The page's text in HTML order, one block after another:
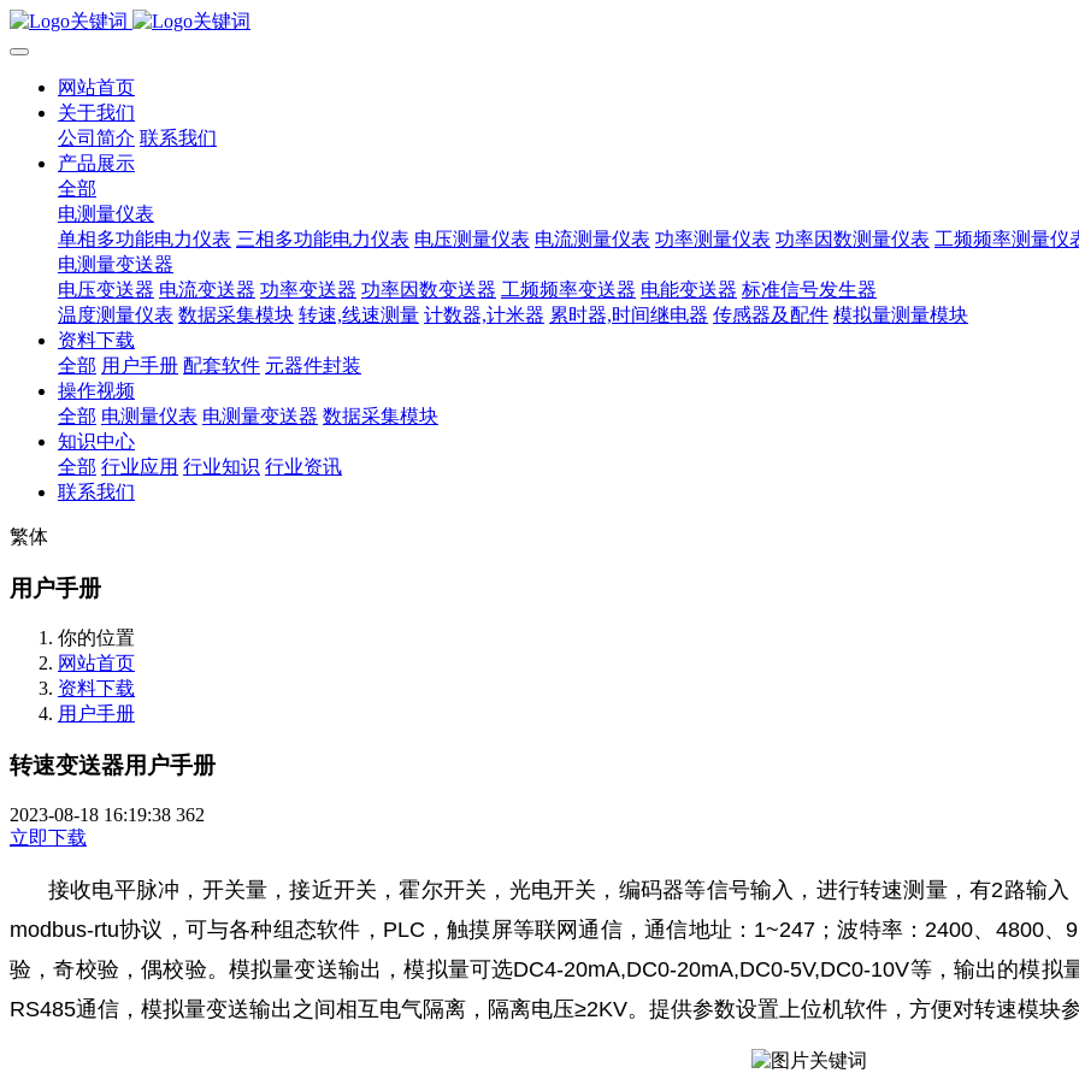
网站首页
关于我们
公司简介 联系我们
产品展示
全部
电测量仪表
单相多功能电力仪表 三相多功能电力仪表 电压测量仪表 电流测量仪表 功率测量仪表 功率因数测量仪表 工频频率测量仪
电测量变送器
电压变送器 电流变送器 功率变送器 功率因数变送器 工频频率变送器 电能变送器 标准信号发生器
温度测量仪表 数据采集模块 转速,线速测量 计数器,计米器 累时器,时间继电器 传感器及配件 模拟量测量模块
资料下载
全部 用户手册 配套软件 元器件封装
操作视频
全部 电测量仪表 电测量变送器 数据采集模块
知识中心
全部 行业应用 行业知识 行业资讯
联系我们
繁体
用户手册
你的位置
网站首页
资料下载
用户手册
转速变送器用户手册
2023-08-18 16:19:38 362
立即下载
接收电平脉冲，开关量，接近开关，霍尔开关，光电开关，编码器等信号输入，进行转速测量，有2路输
modbus-rtu协议，可与各种组态软件，PLC，触摸屏等联网通信，通信地址：1~247；波特率：2400、4800
验，奇校验，偶校验。模拟量变送输出，模拟量可选DC4-20mA,DC0-20mA,DC0-5V,DC0-10V等，输出的模
RS485通信，模拟量变送输出之间相互电气隔离，隔离电压≥2KV。提供参数设置上位机软件，方便对转速模块